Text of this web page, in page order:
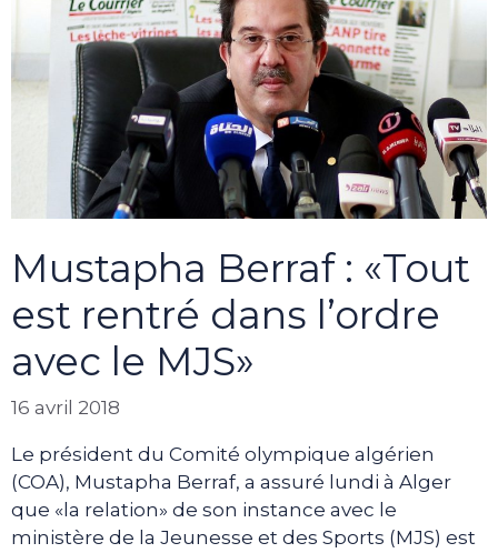
Mustapha Berraf : «Tout
est rentré dans l’ordre
avec le MJS»
16 avril 2018
Le président du Comité olympique algérien
(COA), Mustapha Berraf, a assuré lundi à Alger
que «la relation» de son instance avec le
ministère de la Jeunesse et des Sports (MJS) est